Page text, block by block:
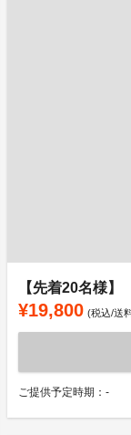
【先着20名様
¥19,800 (税込/送
ご提供予定時期：-